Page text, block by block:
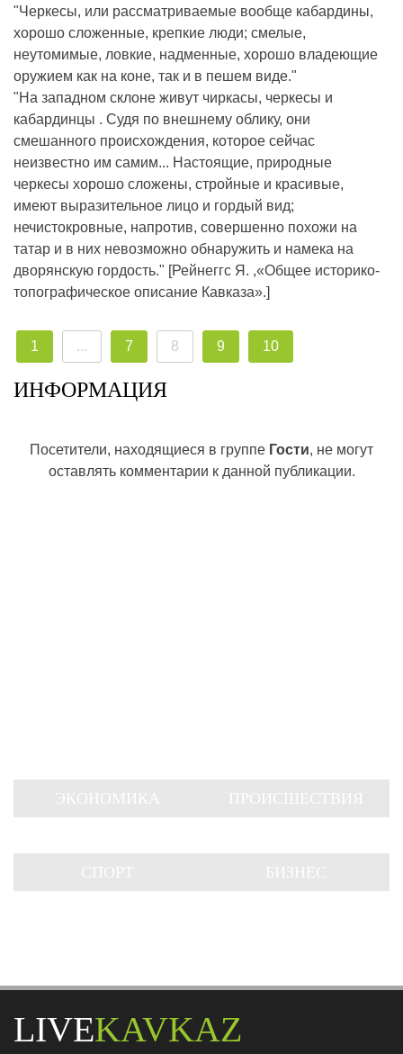
"Черкесы, или рассматриваемые вообще кабардины,
хорошо сложенные, крепкие люди; смелые,
неутомимые, ловкие, надменные, хорошо владеющие
оружием как на коне, так и в пешем виде."
"На западном склоне живут чиркасы, черкесы и
кабардинцы . Судя по внешнему облику, они
смешанного происхождения, которое сейчас
неизвестно им самим... Настоящие, природные
черкесы хорошо сложены, стройные и красивые,
имеют выразительное лицо и гордый вид;
нечистокровные, напротив, совершенно похожи на
татар и в них невозможно обнаружить и намека на
дворянскую гордость." [Рейнеггс Я. ,«Общее историко-
топографическое описание Кавказа».]
1 ... 7 8 9 10
ИНФОРМАЦИЯ
Посетители, находящиеся в группе Гости, не могут
оставлять комментарии к данной публикации.
LIVEKAVKAZ